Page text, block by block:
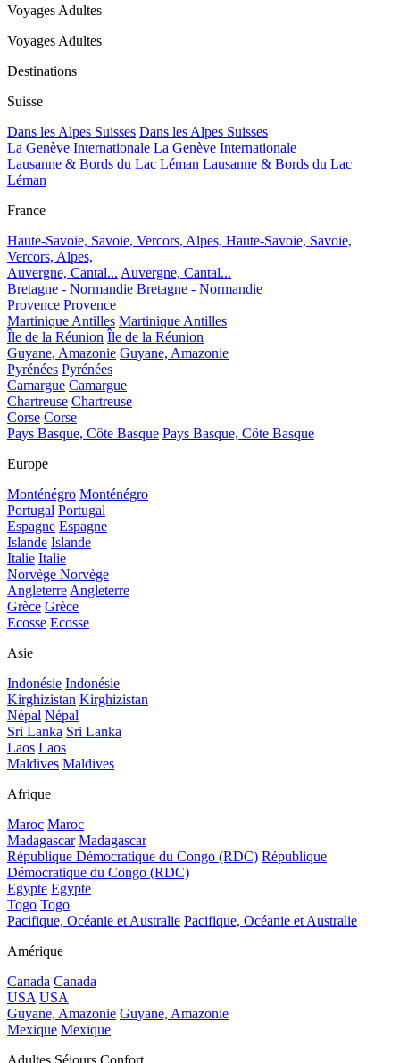
Voyages Adultes
Voyages Adultes
Destinations
Suisse
Dans les Alpes Suisses Dans les Alpes Suisses
La Genève Internationale La Genève Internationale
Lausanne & Bords du Lac Léman Lausanne & Bords du Lac
Léman
France
Haute-Savoie, Savoie, Vercors, Alpes, Haute-Savoie, Savoie,
Vercors, Alpes,
Auvergne, Cantal... Auvergne, Cantal...
Bretagne - Normandie Bretagne - Normandie
Provence Provence
Martinique Antilles Martinique Antilles
Île de la Réunion Île de la Réunion
Guyane, Amazonie Guyane, Amazonie
Pyrénées Pyrénées
Camargue Camargue
Chartreuse Chartreuse
Corse Corse
Pays Basque, Côte Basque Pays Basque, Côte Basque
Europe
Monténégro Monténégro
Portugal Portugal
Espagne Espagne
Islande Islande
Italie Italie
Norvège Norvège
AngleterreAngleterre
Grèce Grèce
Ecosse Ecosse
Asie
Indonésie Indonésie
Kirghizistan Kirghizistan
Népal Népal
Sri Lanka Sri Lanka
Laos Laos
Maldives Maldives
Afrique
Maroc Maroc
Madagascar Madagascar
République Démocratique du Congo (RDC) République
Démocratique du Congo (RDC)
Egypte Egypte
Togo Togo
Pacifique, Océanie et Australie Pacifique, Océanie et Australie
Amérique
Canada Canada
USA USA
Guyane, Amazonie Guyane, Amazonie
Mexique Mexique